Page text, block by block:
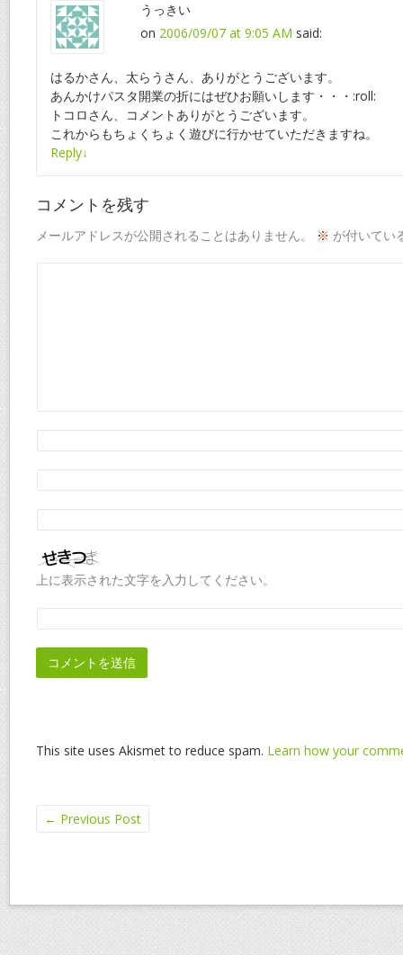
うっきい
on 2006/09/07 at 9:05 AM said:
はるかさん、太らうさん、ありがとうございます。
あんかけパスタ開業の折にはぜひお願いします・・・:roll:
トコロさん、コメントありがとうございます。
これからもちょくちょく遊びに行かせていただきますね。
Reply↓
コメントを残す
メールアドレスが公開されることはありません。 ※ が付いてい
上に表示された文字を入力してください。
This site uses Akismet to reduce spam. Learn how your
← Previous Post